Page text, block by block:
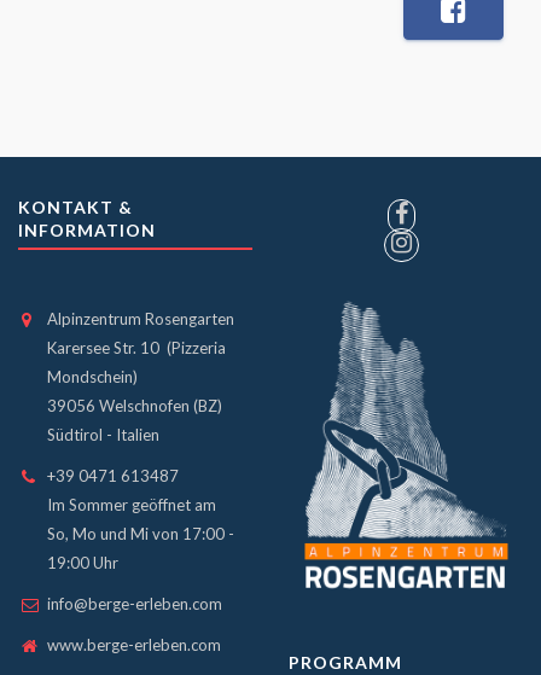
KONTAKT &
INFORMATION
Alpinzentrum Rosengarten
Karersee Str. 10 (Pizzeria
Mondschein)
39056 Welschnofen (BZ)
Südtirol - Italien
+39 0471 613487
Im Sommer geöffnet am
So, Mo und Mi von 17:00 -
19:00 Uhr
info@berge-erleben.com
www.berge-erleben.com
PROGRAMM